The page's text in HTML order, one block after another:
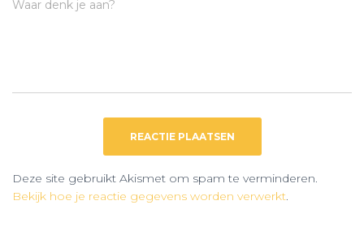
Waar denk je aan?
Deze site gebruikt Akismet om spam te verminderen.
Bekijk hoe je reactie gegevens worden verwerkt.